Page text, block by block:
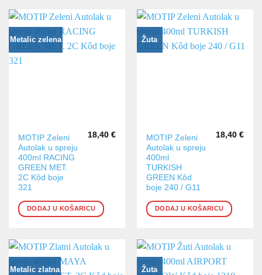
Metalic zelena
MOTIP Zeleni
Autolak u spreju
400ml RACING
GREEN MET.
2C Kôd boje
321
18,40 €
DODAJ U KOŠARICU
Žuta
MOTIP Zeleni
Autolak u spreju
400ml
TURKISH
GREEN Kôd
boje 240 / G11
18,40 €
DODAJ U KOŠARICU
Metalic zlatna Žuta